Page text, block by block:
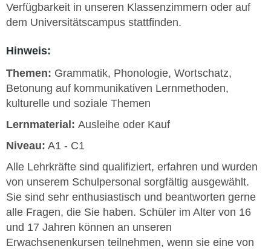
Verfügbarkeit in unseren Klassenzimmern oder auf
dem Universitätscampus stattfinden.
Hinweis:
Themen: Grammatik, Phonologie, Wortschatz,
Betonung auf kommunikativen Lernmethoden,
kulturelle und soziale Themen
Lernmaterial: Ausleihe oder Kauf
Niveau: A1 - C1
Alle Lehrkräfte sind qualifiziert, erfahren und wurden
von unserem Schulpersonal sorgfältig ausgewählt.
Sie sind sehr enthusiastisch und beantworten gerne
alle Fragen, die Sie haben. Schüler im Alter von 16
und 17 Jahren können an unseren
Erwachsenenkursen teilnehmen, wenn sie eine von